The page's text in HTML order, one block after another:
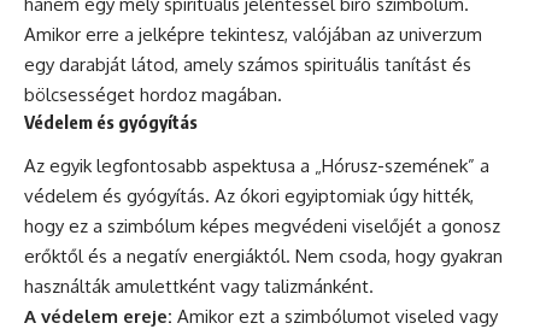
Amikor erre a jelképre tekintesz, valójában az univerzum
egy darabját látod, amely számos spirituális tanítást és
bölcsességet hordoz magában.
Védelem és gyógyítás
Az egyik legfontosabb aspektusa a „Hórusz-szemének” a
védelem és gyógyítás. Az ókori egyiptomiak úgy hitték,
hogy ez a szimbólum képes megvédeni viselőjét a gonosz
erőktől és a negatív energiáktól. Nem csoda, hogy gyakran
használták amulettként vagy talizmánként.
A védelem ereje: Amikor ezt a szimbólumot viseled vagy